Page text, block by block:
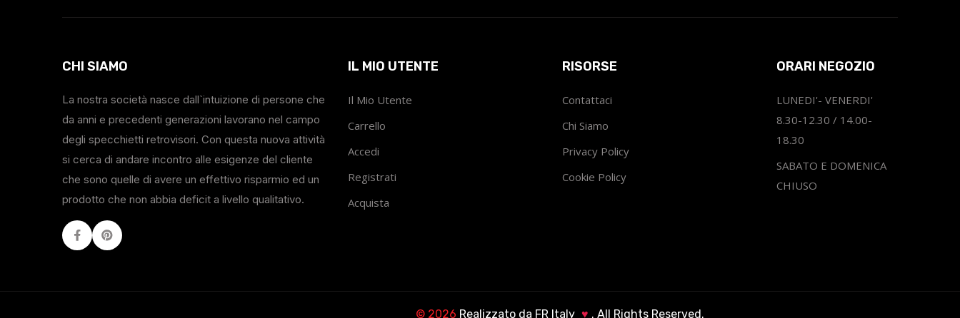
CHI SIAMO
La nostra società nasce dall`intuizione di persone che
da anni e precedenti generazioni lavorano nel campo
degli specchietti retrovisori. Con questa nuova attività
si cerca di andare incontro alle esigenze del cliente
che sono quelle di avere un effettivo risparmio ed un
prodotto che non abbia deficit a livello qualitativo.
FacebookYoutube
IL MIO UTENTE
Il Mio Utente
Carrello
Accedi
Registrati
Acquista
RISORSE
Contattaci
Chi Siamo
Privacy Policy
Cookie Policy
ORARI NEGOZIO
LUNEDI'- VENERDI'
8.30-12.30 / 14.00-
18.30
SABATO E DOMENICA
CHIUSO
© 2026 Realizzato da FR Italy ♥ . All Rights Reserved.